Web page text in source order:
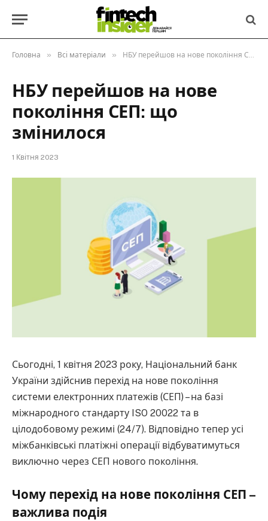
Головна » Всі матеріали » НБУ перейшов на нове покоління СЕП: що змінилося
НБУ перейшов на нове
покоління СЕП: що
змінилося
1 Квітня 2023
Сьогодні, 1 квітня 2023 року, Національний банк
України здійснив перехід на нове покоління
системи електронних платежів (СЕП) – на базі
міжнародного стандарту ISO 20022 та в
цілодобовому режимі (24/7). Відповідно тепер усі
міжбанківські платіжні операції відбуватимуться
виключно через СЕП нового покоління.
Чому перехід на нове покоління СЕП –
важлива подія